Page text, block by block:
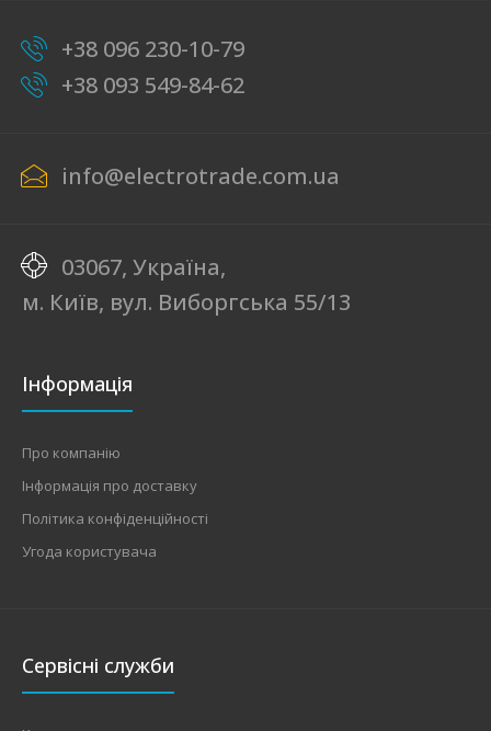
+38 096 230-10-79
+38 093 549-84-62
info@electrotrade.com.ua
03067, Україна,
м. Київ, вул. Виборгська 55/13
Інформація
Про компанію
Інформація про доставку
Політика конфіденційності
Угода користувача
Сервісні служби